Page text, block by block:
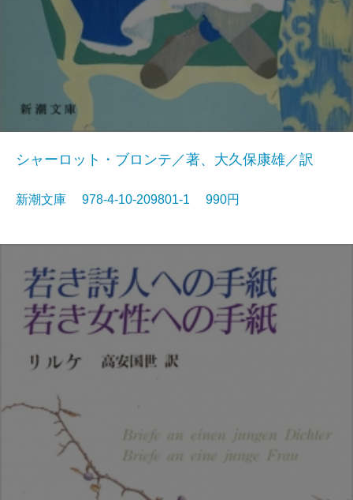
シャーロット・ブロンテ／著、大久保康雄／訳
新潮文庫 978-4-10-209801-1 990円